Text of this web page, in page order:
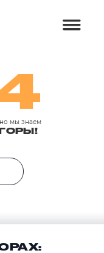
мы знаем